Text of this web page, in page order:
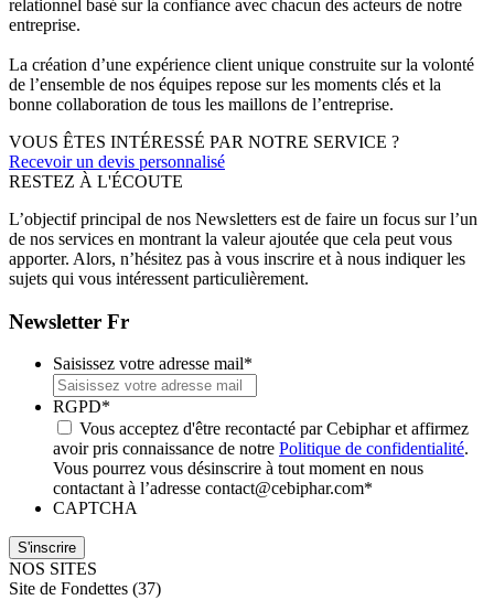
relationnel basé sur la confiance avec chacun des acteurs de notre
entreprise.
La création d’une expérience client unique construite sur la volonté
de l’ensemble de nos équipes repose sur les moments clés et la
bonne collaboration de tous les maillons de l’entreprise.
VOUS ÊTES INTÉRESSÉ PAR NOTRE SERVICE ?
Recevoir un devis personnalisé
RESTEZ À L'ÉCOUTE
L’objectif principal de nos Newsletters est de faire un focus sur l’un
de nos services en montrant la valeur ajoutée que cela peut vous
apporter. Alors, n’hésitez pas à vous inscrire et à nous indiquer les
sujets qui vous intéressent particulièrement.
Newsletter Fr
Saisissez votre adresse mail*
RGPD*
Vous acceptez d'être recontacté par Cebiphar et affirmez
avoir pris connaissance de notre Politique de confidentialité.
Vous pourrez vous désinscrire à tout moment en nous
contactant à l’adresse contact@cebiphar.com*
CAPTCHA
NOS SITES
Site de Fondettes (37)